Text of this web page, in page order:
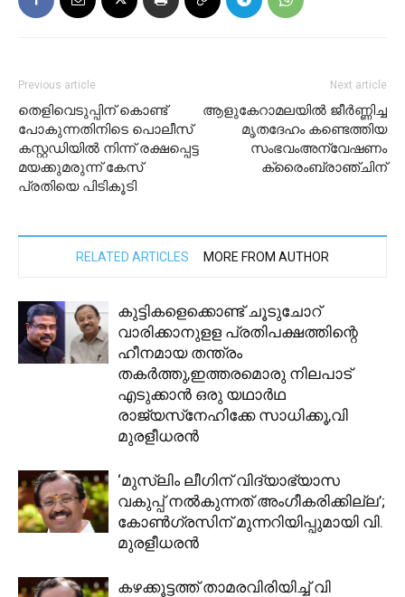
Previous article
തെളിവെടുപ്പിന് കൊണ്ട്
പോകുന്നതിനിടെ പൊലീസ്
കസ്റ്റഡിയിൽ നിന്ന് രക്ഷപ്പെട്ട
മയക്കുമരുന്ന് കേസ്
പ്രതിയെ പിടികൂടി
Next article
ആളുകേറാമലയിൽ ജീർണ്ണിച്ച
മൃതദേഹം കണ്ടെത്തിയ
സംഭവംഅന്വേഷണം
ക്രൈംബ്രാഞ്ചിന്
RELATED ARTICLES MORE FROM AUTHOR
കുട്ടികളെക്കൊണ്ട് ചൂടുചോറ്
വാരിക്കാനുളള പ്രതിപക്ഷത്തിന്റെ
ഹീനമായ തന്ത്രം
തകര്‍ത്തു,ഇത്തരമൊരു നിലപാട്
എടുക്കാന്‍ ഒരു യഥാര്‍ഥ
രാജ്യസ്‌നേഹിക്കേ സാധിക്കൂ,വി
മുരളീധരന്‍
‘മുസ്ലിം ലീ​ഗിന് വിദ്യാഭ്യാസ
വകുപ്പ് നൽകുന്നത് അം​ഗീകരിക്കില്ല’;
കോൺ​ഗ്രസിന് മുന്നറിയിപ്പുമായി വി.
മുരളീധരൻ
കഴക്കൂട്ടത്ത് താമരവിരിയിച്ച് വി